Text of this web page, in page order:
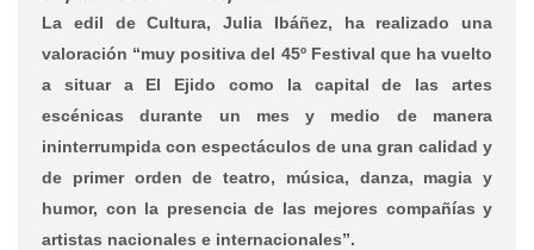
La edil de Cultura, Julia Ibáñez, ha realizado una
valoración “muy positiva del 45º Festival que ha vuelto
a situar a El Ejido como la capital de las artes
escénicas durante un mes y medio de manera
ininterrumpida con espectáculos de una gran calidad y
de primer orden de teatro, música, danza, magia y
humor, con la presencia de las mejores compañías y
artistas nacionales e internacionales”.